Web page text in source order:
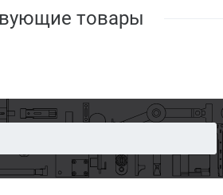
товары